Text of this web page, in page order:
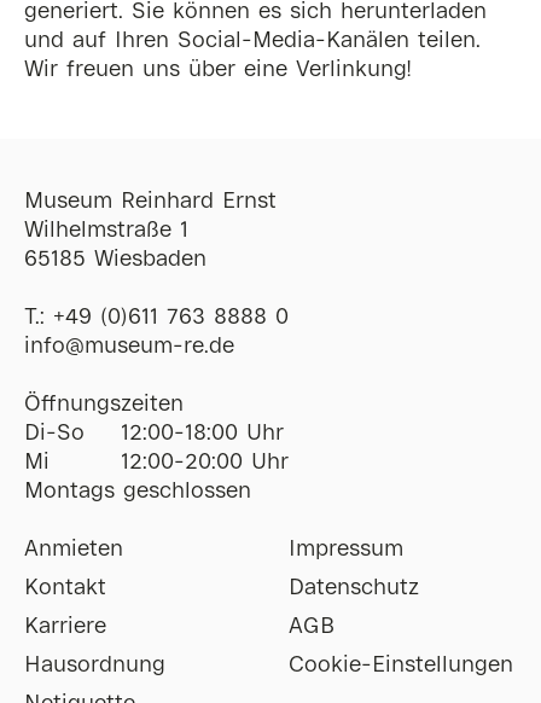
generiert. Sie können es sich herunterladen
und auf Ihren Social-Media-Kanälen teilen.
Wir freuen uns über eine Verlinkung!
Museum Reinhard Ernst
Wilhelmstraße 1
65185 Wiesbaden
T.: +49 (0)611 763 8888 0
ofni@museum-re de
Öffnungszeiten
Di-So
12:00-18:00 Uhr
Mi
12:00-20:00 Uhr
Montags geschlossen
Anmieten
Kontakt
Karriere
Hausordnung
Impressum
Datenschutz
AGB
Cookie-Einstellungen